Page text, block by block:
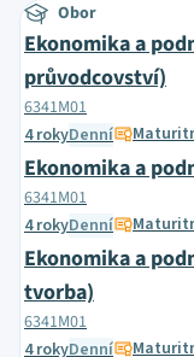
Obor
Ekonomika a
průvodcovství)
6341M01
4 rokyDenní
Ekonomika a
6341M01
4 rokyDenní
Ekonomika a
tvorba)
6341M01
4 rokyDenní